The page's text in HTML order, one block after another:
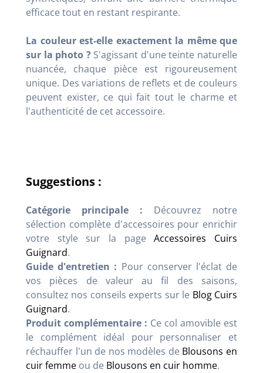
efficace tout en restant respirante.
La couleur est-elle exactement la même que
sur la photo ?S'agissant d'une teinte naturelle
nuancée, chaque pièce est rigoureusement
unique. Des variations de reflets et de couleurs
peuvent exister, ce qui fait tout le charme et
l'authenticité de cet accessoire.
Suggestions :
Catégorie principale : Découvrez notre
sélection complète d'accessoires pour enrichir
votre style sur la pageAccessoires Cuirs
Guignard.
Guide d'entretien : Pour conserver l'éclat de
vos pièces de valeur au fil des saisons,
consultez nos conseils experts sur le Blog Cuirs
Guignard.
Produit complémentaire : Ce col amovible est
le complément idéal pour personnaliser et
réchauffer l'un de nos modèles de Blousons en
cuir femme ou de Blousons en cuir homme.